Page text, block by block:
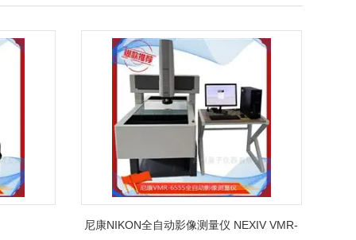
尼康NIKON全自动影像测量仪 NEXIV VMR-